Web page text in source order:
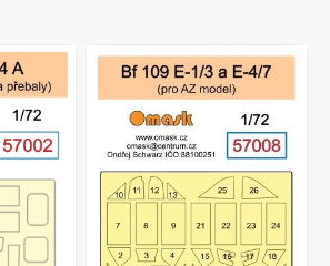
do malowania modeli**: Obejmuje
wykończenia. Zachęcamy
się z pełnym asortymentem
które pomogą w realizacji Twoich